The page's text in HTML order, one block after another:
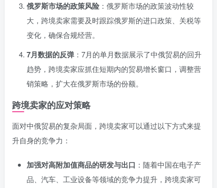
俄罗斯市场的政策风险 ：俄罗斯市场的政策波动性较
大，跨境卖家需要及时跟踪俄罗斯的进口政策、关税等
变化，确保合规经营。
7月数据的反弹 ：7月的单月数据展示了中俄贸易的回升
趋势，跨境卖家应抓住短期内的贸易增长窗口，调整营
销策略，扩大在俄罗斯市场的份额。
跨境卖家的应对策略
面对中俄贸易的复杂局面，跨境卖家可以通过以下方式来提
升自身的竞争力：
加强对高附加值商品的研发与出口 ：随着中国在电子产
品、汽车、工业设备等领域的竞争力提升，跨境卖家可